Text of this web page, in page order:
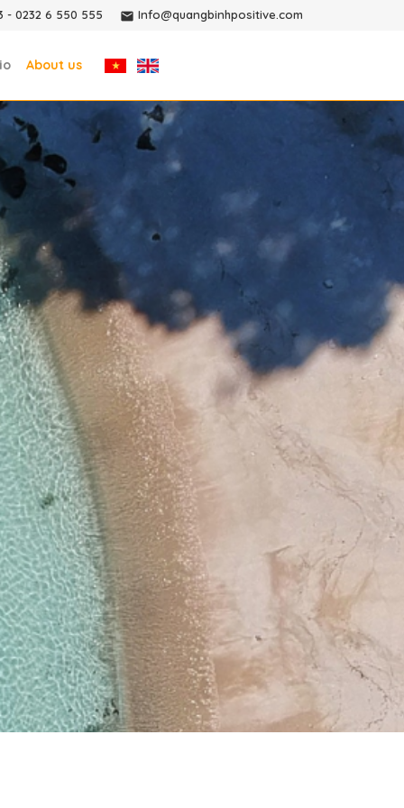
- 0232 6 550 555 Info@quangbinhpositive.com
About us